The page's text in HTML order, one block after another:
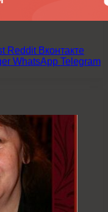
Reddit Вконтакте
WhatsApp Telegram